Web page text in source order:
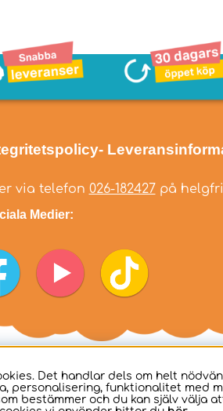
-
via telefon 026-182427på
Medier:
Det handlar dels om helt
personalisering, funktionalitet med
bestämmer och du kan själv välja